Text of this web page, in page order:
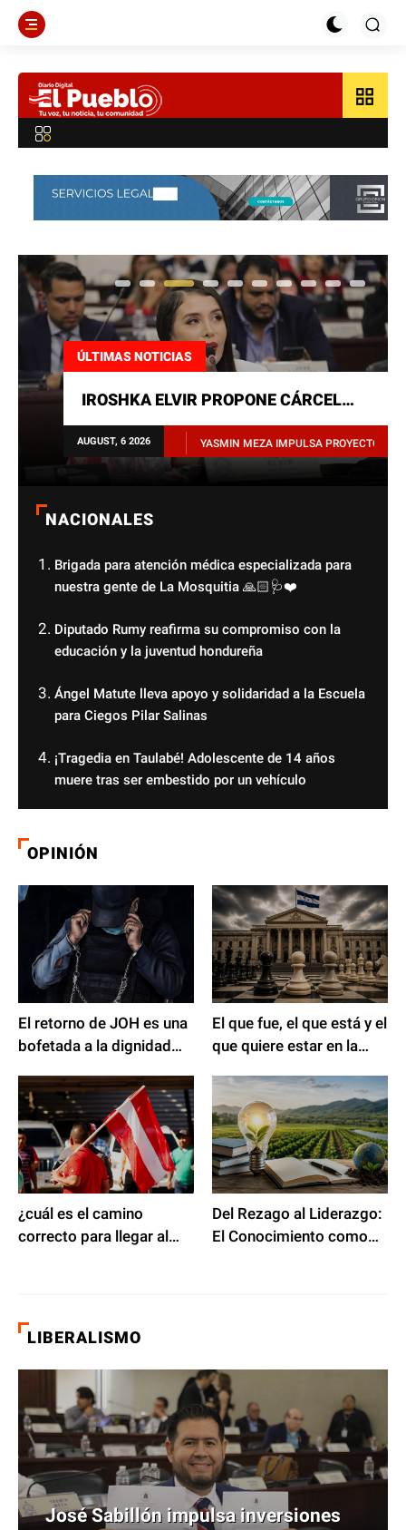
grid_view
IROSHKA ELVIR PROPONE CÁRCEL
SIN EXCUSAS PARA QUIENES
ASESINEN ANIMALES
next
AUGUST, 6 2026
POTABLE EN SANTA BÁRBARA YASMIN MEZA IMPULSA PROYECTO
NACIONALES
Brigada para atención médica especializada para
nuestra gente de La Mosquitia 🙏🏻🩺❤️
Diputado Rumy reafirma su compromiso con la
educación y la juventud hondureña
Ángel Matute lleva apoyo y solidaridad a la Escuela
para Ciegos Pilar Salinas
¡Tragedia en Taulabé! Adolescente de 14 años
muere tras ser embestido por un vehículo
OPINIÓN
El retorno de JOH es una
bofetada a la dignidad
colectiva frente a la
justicia selectiva.
El que fue, el que está y el
que quiere estar en la
¿cuál es el camino
correcto para llegar al
Del Rezago al Liderazgo:
El Conocimiento como
LIBERALISMO
José Sabillón impulsa inversiones